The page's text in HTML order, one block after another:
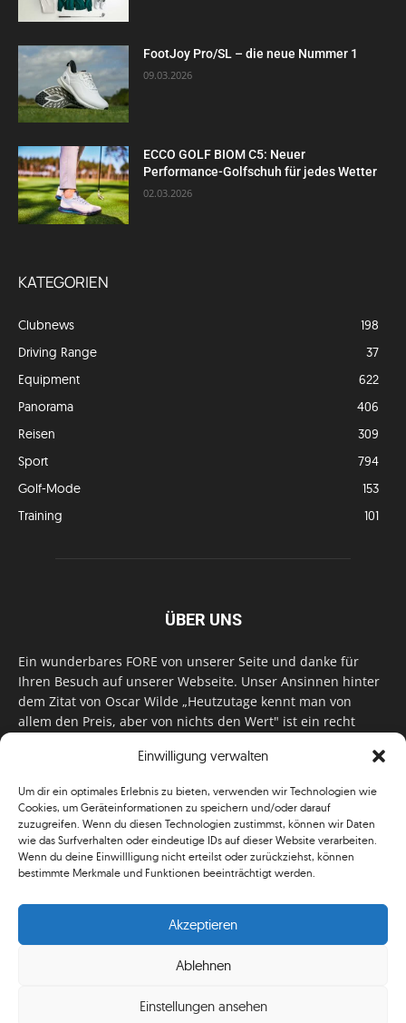
Einwilligung verwalten
Um dir ein optimales Erlebnis zu bieten, verwenden wir Technologien wie
Cookies, um Geräteinformationen zu speichern und/oder darauf
zuzugreifen. Wenn du diesen Technologien zustimmst, können wir Daten
wie das Surfverhalten oder eindeutige IDs auf dieser Website verarbeiten.
Wenn du deine Einwillligung nicht erteilst oder zurückziehst, können
bestimmte Merkmale und Funktionen beeinträchtigt werden.
Akzeptieren
Ablehnen
Einstellungen ansehen
FootJoy Pro/SL – die neue Nummer 1
09.03.2026
ECCO GOLF BIOM C5: Neuer
Performance-Golfschuh für jedes Wetter
02.03.2026
KATEGORIEN
Clubnews
198
Driving Range
37
Equipment
622
Panorama
406
Reisen
309
Sport
794
Golf-Mode
153
Training
101
ÜBER UNS
Ein wunderbares FORE von unserer Seite und danke für
Ihren Besuch auf unserer Webseite. Unser Ansinnen hinter
dem Zitat von Oscar Wilde „Heutzutage kennt man von
allem den Preis, aber von nichts den Wert" ist ein recht
für Monat unser Bestes, um Sie mit außergewöhnlichen
zu versorgen. Im Magazin, auf unserer Website & auf
unseren Social Media Plattformen! Das verdient im
klassischen Wortsinn nicht nur Anerkennung!